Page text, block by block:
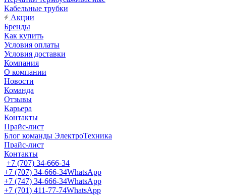
Кабельные трубки
Акции
Бренды
Как купить
Условия оплаты
Условия доставки
Компания
О компании
Новости
Команда
Отзывы
Карьера
Контакты
Прайс-лист
Блог команды ЭлектроТехника
Прайс-лист
Контакты
+7 (707) 34-666-34
+7 (707) 34-666-34WhatsApp
+7 (747) 34-666-34WhatsApp
+7 (701) 411-77-74WhatsApp